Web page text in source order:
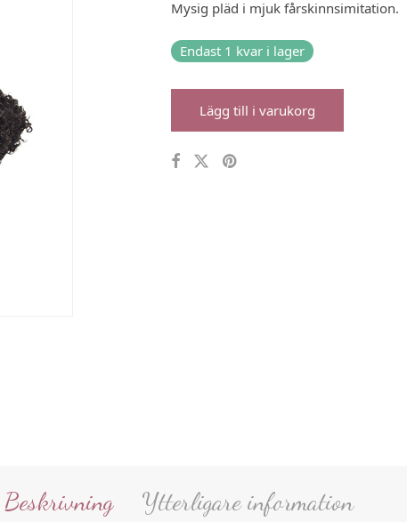
Mysig pläd i mjuk fårskinnsimitation.
Endast 1 kvar i lager
Lägg till i varukorg
Beskrivning Ytterligare information